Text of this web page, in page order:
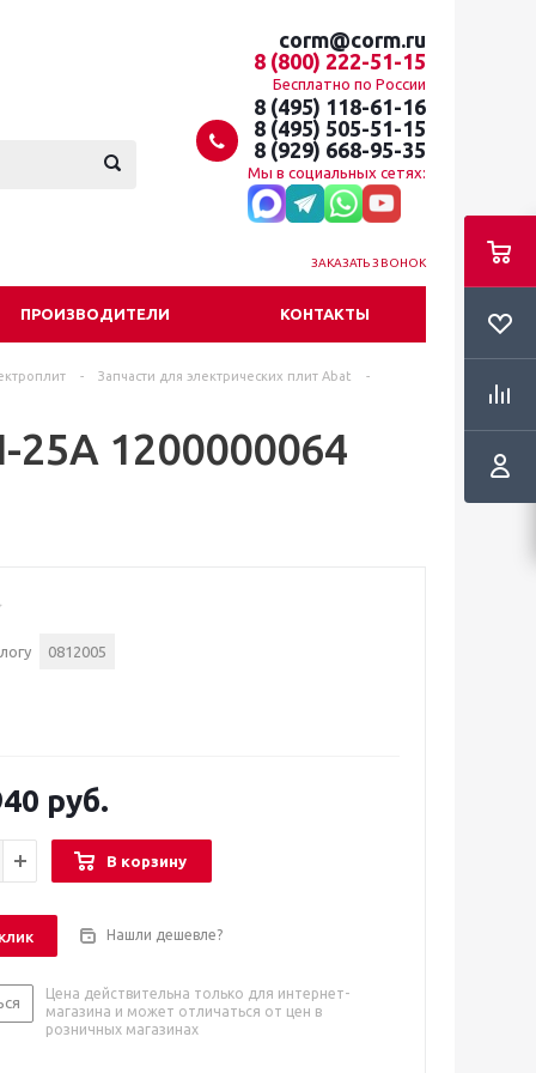
corm@corm.ru
8 (800) 222-51-15
Бесплатно по России
8 (495) 118-61-16
8 (495) 505-51-15
8 (929) 668-95-35
Мы в социальных сетях:
ЗАКАЗАТЬ ЗВОНОК
ПРОИЗВОДИТЕЛИ КОНТАКТЫ
- Запчасти для электрических плит Abat
-
1200000064
0812005
руб.
В корзину
Нашли дешевле?
Цена действительна только для интернет-
магазина и может отличаться от цен в
розничных магазинах